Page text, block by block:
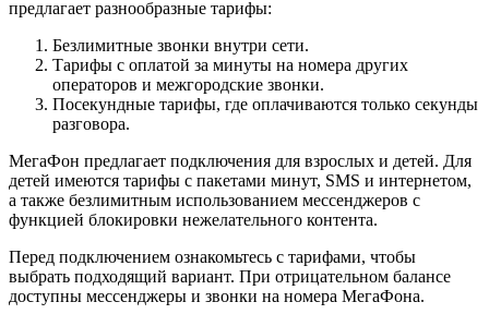
предлагает разнообразные тарифы:
Безлимитные звонки внутри сети.
Тарифы с оплатой за минуты на номера других
операторов и межгородские звонки.
Посекундные тарифы, где оплачиваются только секунды
разговора.
МегаФон предлагает подключения для взрослых и детей. Для
детей имеются тарифы с пакетами минут, SMS и интернетом,
а также безлимитным использованием мессенджеров с
функцией блокировки нежелательного контента.
Перед подключением ознакомьтесь с тарифами, чтобы
выбрать подходящий вариант. При отрицательном балансе
доступны мессенджеры и звонки на номера МегаФона.